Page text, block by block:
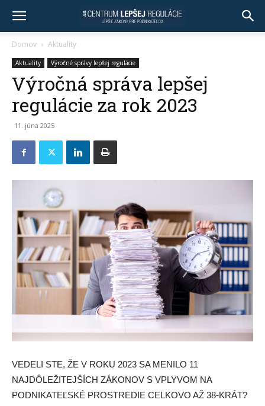
Domov Aktuality
Aktuality Výročné správy lepšej regulácie
Výročná správa lepšej
regulácie za rok 2023
11. júna 2025
VEDELI STE, ŽE V ROKU 2023 SA MENILO 11
NAJDÔLEŽITEJŠÍCH ZÁKONOV S VPLYVOM NA
PODNIKATEĽSKÉ PROSTREDIE CELKOVO AŽ 38-KRÁT?